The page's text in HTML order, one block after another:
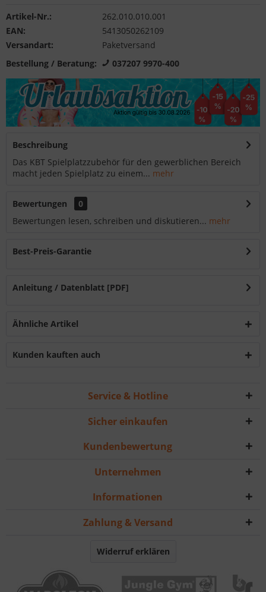
Artikel-Nr.:
262.010.010.001
EAN:
5413050262109
Versandart:
Paketversand
Bestellung / Beratung:
037207 9970-400
Beschreibung
Das KBT Spielplatzzubehör für den gewerblichen Bereich
macht jeden Spielplatz zu einem... mehr
Bewertungen
0
Bewertungen lesen, schreiben und diskutieren... mehr
Best-Preis-Garantie
Anleitung / Datenblatt [PDF]
Ähnliche Artikel
Kunden kauften auch
Service & Hotline
Sicher einkaufen
Kundenbewertung
Unternehmen
Informationen
Zahlung & Versand
Widerruf erklären